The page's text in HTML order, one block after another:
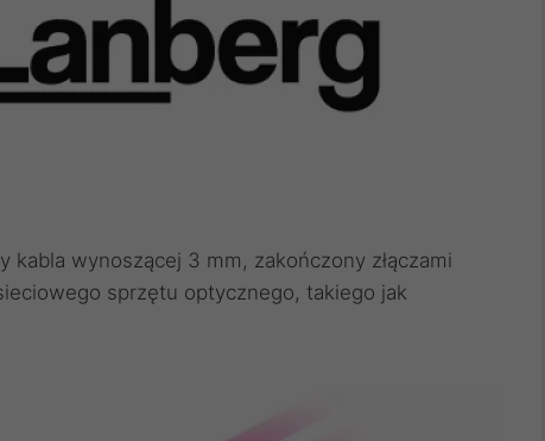
wynoszącej 3 mm, zakończony złączami
sprzętu optycznego, takiego jak